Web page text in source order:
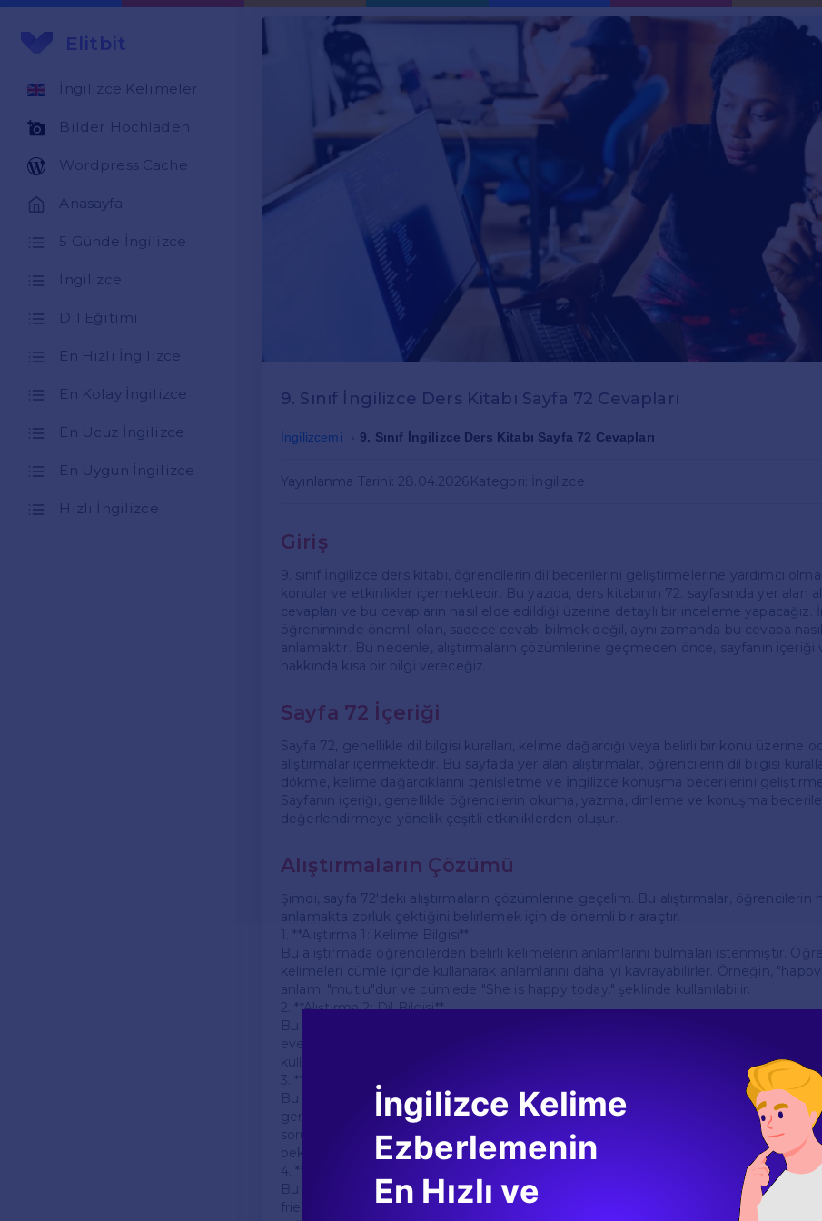
Elitbit
İngilizce Kelimeler
Bilder Hochladen
Wordpress Cache
Anasayfa
5 Günde İngilizce
İngilizce
Dil Eğitimi
En Hızlı İngilizce
En Kolay İngilizce
En Ucuz İngilizce
En Uygun İngilizce
Hızlı İngilizce
9. Sınıf İngilizce Ders Kitabı Sayfa 72 Cevapları
İngilizcemi 9. Sınıf İngilizce Ders Kitabı Sayfa 72 Cevapları
Yayınlanma Tarihi: 28.04.2026 Kategori: İngilizce
Giriş
9. sınıf İngilizce ders kitabı, öğrencilerin dil becerilerini geliştirmelerine yardımcı
konular ve etkinlikler içermektedir. Bu yazıda, ders kitabının 72. sayfasında yer alan
cevapları ve bu cevapların nasıl elde edildiği üzerine detaylı bir inceleme yapacağız.
öğreniminde önemli olan, sadece cevabı bilmek değil, aynı zamanda bu cevaba nasıl
anlamaktır. Bu nedenle, alıştırmaların çözümlerine geçmeden önce, sayfanın içeriği
hakkında kısa bir bilgi vereceğiz.
Sayfa 72 İçeriği
Sayfa 72, genellikle dil bilgisi kuralları, kelime dağarcığı veya belirli bir konu üzerine
alıştırmalar içermektedir. Bu sayfada yer alan alıştırmalar, öğrencilerin dil bilgisi
dökme, kelime dağarcıklarını genişletme ve İngilizce konuşma becerilerini geliştirme
Sayfanın içeriği, genellikle öğrencilerin okuma, yazma, dinleme ve konuşma
değerlendirmeye yönelik çeşitli etkinliklerden oluşur.
Alıştırmaların Çözümü
Şimdi, sayfa 72'deki alıştırmaların çözümlerine geçelim. Bu alıştırmalar, öğrencilerin
anlamakta zorluk çektiğini belirlemek için de önemli bir araçtır.
1. **Alıştırma 1: Kelime Bilgisi**
Bu alıştırmada öğrencilerden belirli kelimelerin anlamlarını bulmaları istenmiştir.
kelimeleri cümle içinde kullanarak anlamlarını daha iyi kavrayabilirler. Örneğin,
anlamı "mutlu"dur ve cümlede "She is happy today." şeklinde kullanılabilir.
2. **Alıştırma 2: Dil Bilgisi**
Bu bölüm, genellikle zamanlar veya cümle yapıları ile ilgili sorular içerir. Örneğin, "I
every day." cümlesi geniş zaman kullanırken, "I am going to school now." cümlesi
kullanmaktadır. Öğrencilerin bu zamanları doğru bir şekilde ayırt etmeleri önemlidir.
3. **Alıştırma 3: Okuma Anlama**
Bu alıştırma, öğrencilerin bir metin okuduktan sonra soruları cevaplamalarını
genellikle güncel bir konu hakkında olabilir ve öğrencilerin okuma becerilerini
soru, "What is the main idea of the text?" olabilir. Öğrencilerin metindeki ana fikri
beklenir.
4. **Alıştırma 4: Yazma Becerileri**
Bu alıştırmada öğrencilere bir konu hakkında kısa bir paragraf yazmaları istenir.
friend" başlığı altında, öğrenciler arkadaşları hakkında bilgi vermelidir. Yazma
İngilizce Kelime
Ezberlemenin
En Hızlı ve